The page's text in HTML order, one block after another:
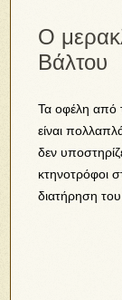
Ο
Βάλτου
Τα οφέλη από
είναι
δεν
κτηνοτρόφοι
διατήρηση